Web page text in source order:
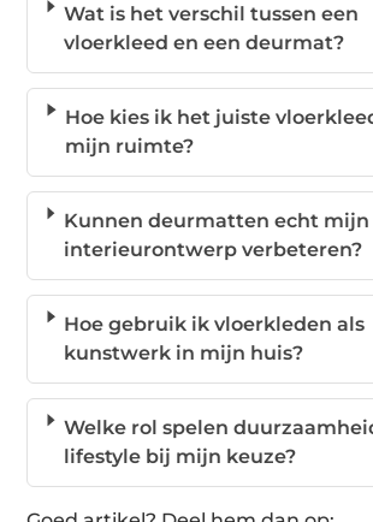
Wat is het verschil tussen een
vloerkleed en een deurmat?
Hoe kies ik het juiste
mijn ruimte?
Kunnen deurmatten echt mijn
interieurontwerp verbeteren?
Hoe gebruik ik vloerkleden als
kunstwerk in mijn huis?
Welke rol spelen
lifestyle bij mijn keuze?